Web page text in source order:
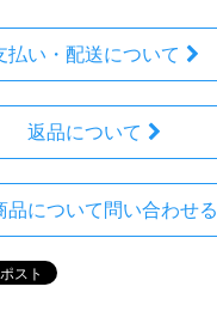
払い・配送について
返品について
品について問い合わせる